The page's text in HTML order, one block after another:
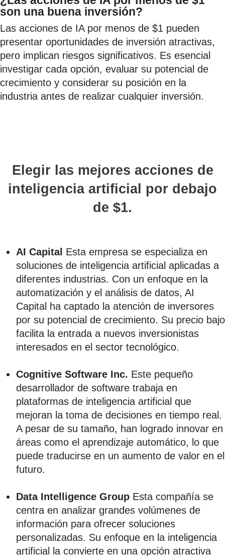
son una buena inversión?
Las acciones de IA por menos de $1 pueden
presentar oportunidades de inversión atractivas,
pero implican riesgos significativos. Es esencial
investigar cada opción, evaluar su potencial de
crecimiento y considerar su posición en la
industria antes de realizar cualquier inversión.
Elegir las mejores acciones de
inteligencia artificial por debajo
de $1.
AI Capital Esta empresa se especializa en
soluciones de inteligencia artificial aplicadas a
diferentes industrias. Con un enfoque en la
automatización y el análisis de datos, AI
Capital ha captado la atención de inversores
por su potencial de crecimiento. Su precio bajo
facilita la entrada a nuevos inversionistas
interesados en el sector tecnológico.
Cognitive Software Inc. Este pequeño
desarrollador de software trabaja en
plataformas de inteligencia artificial que
mejoran la toma de decisiones en tiempo real.
A pesar de su tamaño, han logrado innovar en
áreas como el aprendizaje automático, lo que
puede traducirse en un aumento de valor en el
futuro.
Data Intelligence Group Esta compañía se
centra en analizar grandes volúmenes de
información para ofrecer soluciones
personalizadas. Su enfoque en la inteligencia
artificial la convierte en una opción atractiva